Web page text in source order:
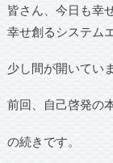
皆さん、今日も幸
幸せ創るシステム
少し間が開いてい
前回、自己啓発の
の続きです。